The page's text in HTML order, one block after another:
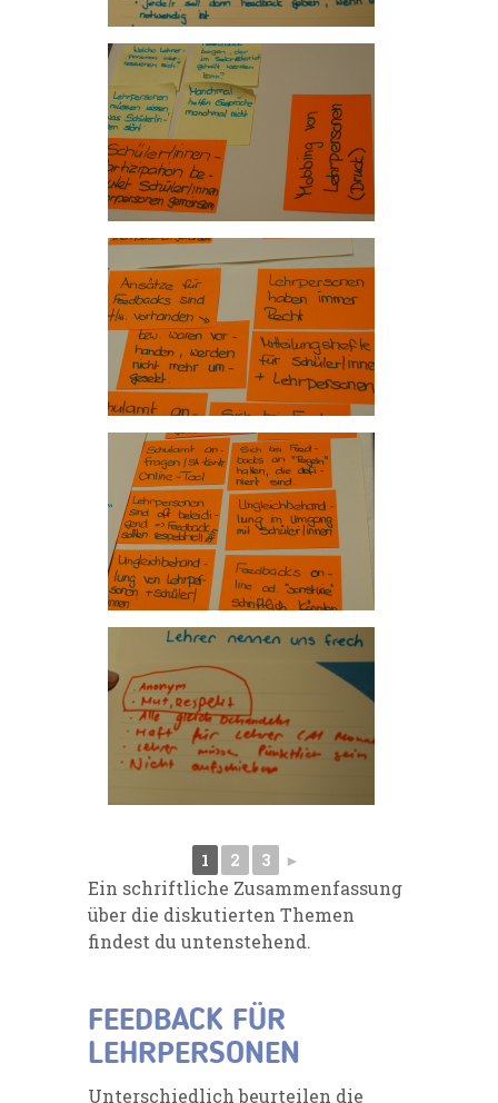
1 2 3 ►
Ein schriftliche Zusammenfassung
über die diskutierten Themen
findest du untenstehend.
FEEDBACK FÜR
LEHRPERSONEN
Unterschiedlich beurteilen die